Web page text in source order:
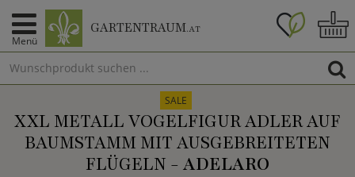
Menü
GARTENTRAUM.AT
SALE
XXL METALL VOGELFIGUR ADLER AUF
BAUMSTAMM MIT AUSGEBREITETEN
FLÜGELN - ADELARO